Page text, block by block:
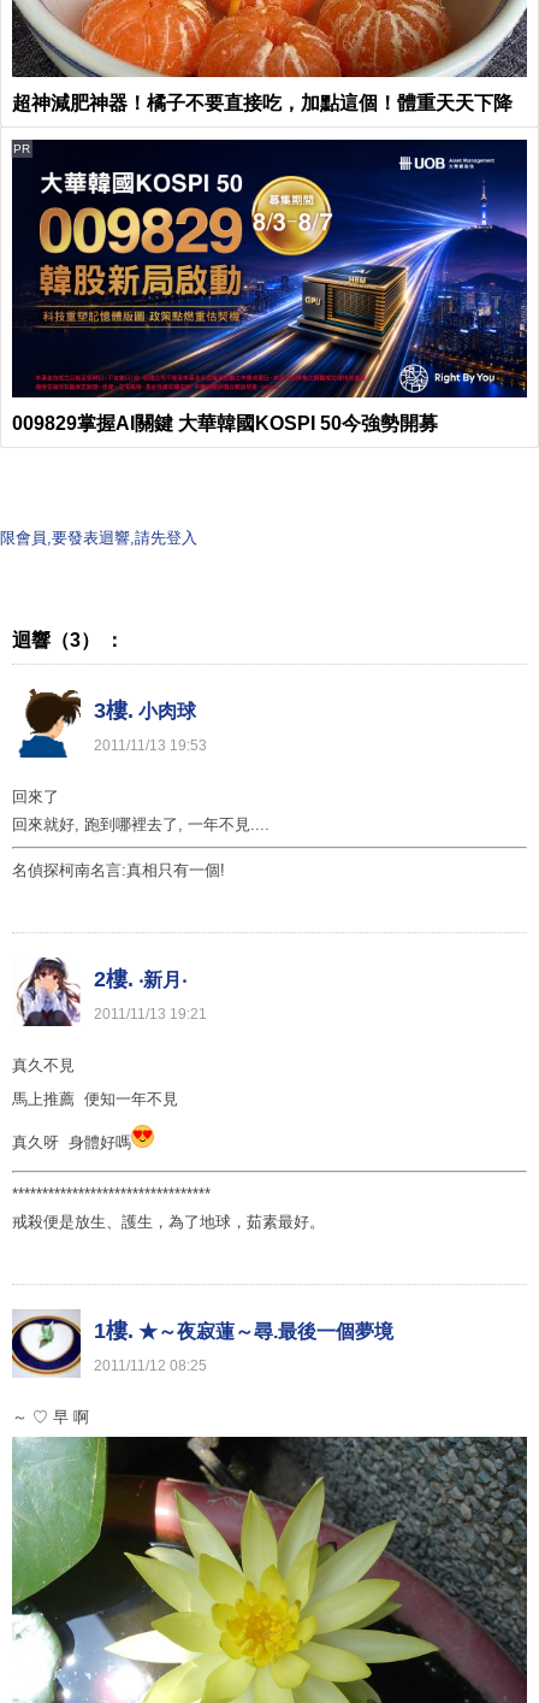
超神減肥神器！橘子不要直接吃，加點這個！體重天天下降
009829掌握AI關鍵 大華韓國KOSPI 50今強勢開募
PR
限會員,要發表迴響,請先登入
迴響（3） ：
3樓. 小肉球
2011/11/13 19:53
回來了
回來就好, 跑到哪裡去了, 一年不見....
名偵探柯南名言:真相只有一個!
2樓. ‧新月‧
2011/11/13 19:21
真久不見
馬上推薦 便知一年不見
真久呀 身體好嗎
*********************************
戒殺便是放生、護生，為了地球，茹素最好。
1樓. ★～夜寂蓮～尋.最後一個夢境
2011/11/12 08:25
～ ♡ 早 啊